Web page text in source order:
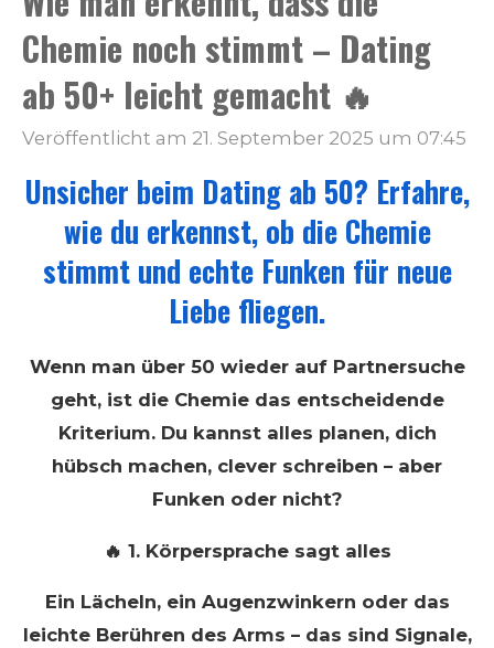
Chemie noch stimmt – Dating
ab 50+ leicht gemacht 🔥
Veröffentlicht am 21. September 2025 um 07:45
Unsicher beim Dating ab 50? Erfahre,
wie du erkennst, ob die Chemie
stimmt und echte Funken für neue
Liebe fliegen.
Wenn man über 50 wieder auf Partnersuche
geht, ist die Chemie das entscheidende
Kriterium. Du kannst alles planen, dich
hübsch machen, clever schreiben – aber
Funken oder nicht?
🔥 1. Körpersprache sagt alles
Ein Lächeln, ein Augenzwinkern oder das
leichte Berühren des Arms – das sind Signale,